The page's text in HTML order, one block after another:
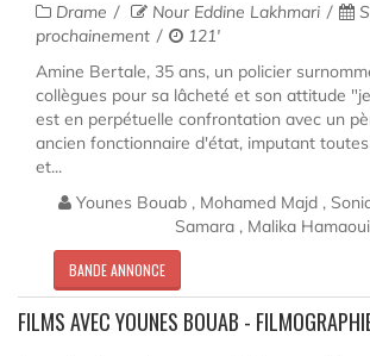
Drame Nour Eddine Lakhmari
prochainement
121'
Amine Bertale, 35 ans, un policier
collègues pour sa lâcheté et son attitude
est en perpétuelle confrontation avec un
ancien fonctionnaire d'état, imputant
et...
Younes Bouab , Mohamed Majd ,
Samara , Malika Hamaoui
BANDE ANNONCE
FILMS AVEC YOUNES BOUAB -